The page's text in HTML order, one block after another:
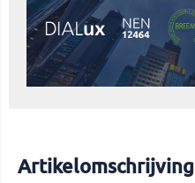
Artikelomschrijving